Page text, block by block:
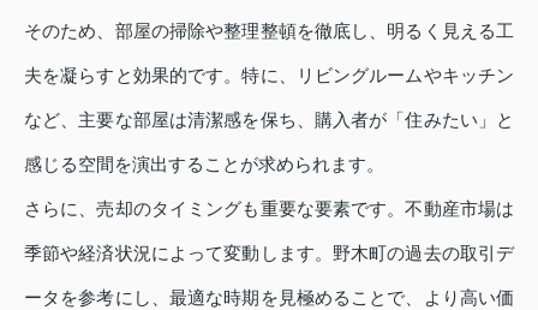
そのため、部屋の掃除や整理整頓を徹底し、明るく見える工
夫を凝らすと効果的です。特に、リビングルームやキッチン
など、主要な部屋は清潔感を保ち、購入者が「住みたい」と
感じる空間を演出することが求められます。
さらに、売却のタイミングも重要な要素です。不動産市場は
季節や経済状況によって変動します。野木町の過去の取引デ
ータを参考にし、最適な時期を見極めることで、より高い価